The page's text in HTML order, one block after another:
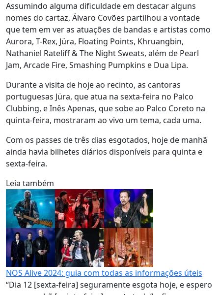
Assumindo alguma dificuldade em destacar alguns
nomes do cartaz, Álvaro Covões partilhou a vontade
que tem em ver as atuações de bandas e artistas como
Aurora, T-Rex, Jüra, Floating Points, Khruangbin,
Nathaniel Rateliff & The Night Sweats, além de Pearl
Jam, Arcade Fire, Smashing Pumpkins e Dua Lipa.
Durante a visita de hoje ao recinto, as cantoras
portuguesas Jüra, que atua na sexta-feira no Palco
Clubbing, e Inês Apenas, que sobe ao Palco Coreto na
quinta-feira, mostraram ao vivo um tema, cada uma.
Com os passes de três dias esgotados, hoje de manhã
ainda havia bilhetes diários disponíveis para quinta e
sexta-feira.
Leia também
NOS Alive 2024: guia com todas as informações úteis
“Dia 12 [sexta-feira] seguramente esgota hoje, e espero